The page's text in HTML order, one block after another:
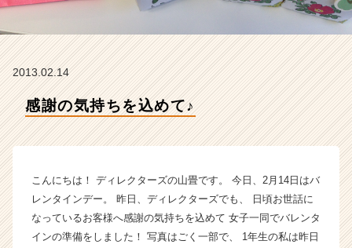
ン】
ー・
業
ら
ス
カ
2013.02.14
感謝の気持ちを込めて♪
こんにちは！ ディレクターズの山畳です。 今日、2月14日はバ
レンタインデー。 昨日、ディレクターズでも、 日頃お世話に
なっているお客様へ感謝の気持ちを込めて 女子一同でバレンタ
インの準備をしました！ 写真はごく一部で、 1年生の私は昨日